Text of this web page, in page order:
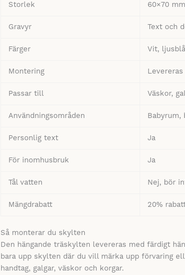
Storlek 60×70 mm
Gravyr Text och
Färger Vit,
Montering
Passar till Väskor,
Användningsområden Babyrum,
Personlig text Ja
För inomhusbruk Ja
Tål vatten Nej, bör
Mängdrabatt 20%
Så monterar du skylten
Den hängande träskylten levereras med färdigt
bara upp skylten där du vill märka upp förvaring
handtag, galgar, väskor och korgar.